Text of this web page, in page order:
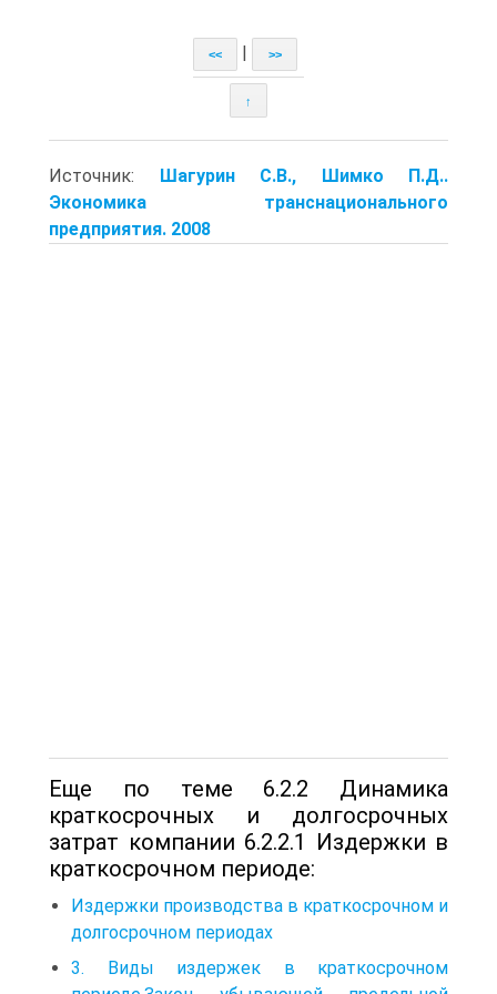
<< >>
↑
Источник: Шагурин С.В., Шимко П.Д..
Экономика транснационального
предприятия. 2008
Еще по теме 6.2.2 Динамика
краткосрочных и долгосрочных
затрат компании 6.2.2.1 Издержки в
краткосрочном периоде:
Издержки производства в краткосрочном и
долгосрочном периодах
3. Виды издержек в краткосрочном